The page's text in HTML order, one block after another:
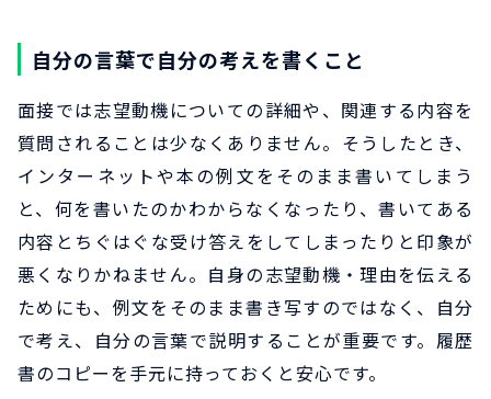
自分の言葉で自分の考えを書くこと
面接では志望動機についての詳細や、関連する内容を
質問されることは少なくありません。そうしたとき、
インターネットや本の例文をそのまま書いてしまう
と、何を書いたのかわからなくなったり、書いてある
内容とちぐはぐな受け答えをしてしまったりと印象が
悪くなりかねません。自身の志望動機・理由を伝える
ためにも、例文をそのまま書き写すのではなく、自分
で考え、自分の言葉で説明することが重要です。履歴
書のコピーを手元に持っておくと安心です。